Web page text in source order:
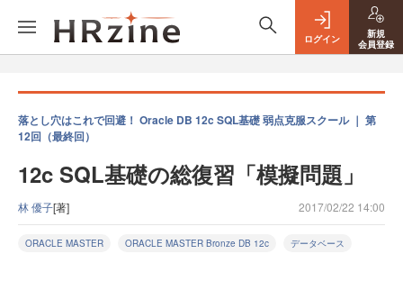
ログイン
新規
会員登録
落とし穴はこれで回避！ Oracle DB 12c SQL基礎 弱点克服スクール ｜ 第
12回（最終回）
12c SQL基礎の総復習「模擬問題」
林 優子[著] 2017/02/22 14:00
ORACLE MASTER ORACLE MASTER Bronze DB 12c データベース